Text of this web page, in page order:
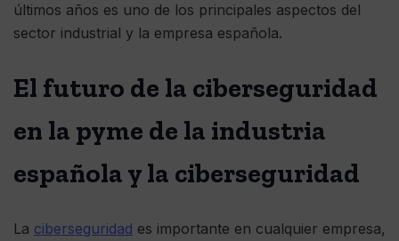
últimos años es uno de los principales aspectos del
sector industrial y la empresa española.
El futuro de la ciberseguridad
en la pyme de la industria
española y la ciberseguridad
La ciberseguridad es importante en cualquier empresa,